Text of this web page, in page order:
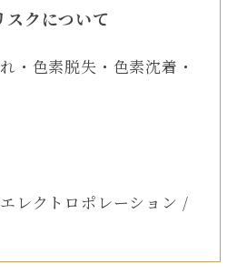
クについて
・色素脱失・色素沈着・
レクトロポレーション /